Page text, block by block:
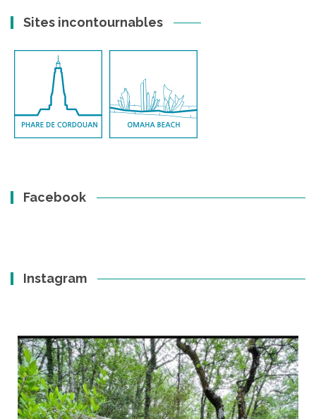
Sites incontournables
Facebook
Instagram